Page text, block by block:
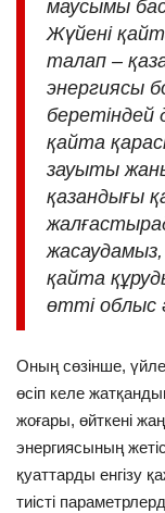
маусымы
Жүйені
талап –
энергиясы
беретіндей
қайта
зауыты
қазандығы
қайта
өтті облыс
Оның сөзінше,
өсіп келе
жоғары, өйткені
энергиясының
қуаттарды енгізу
тиісті